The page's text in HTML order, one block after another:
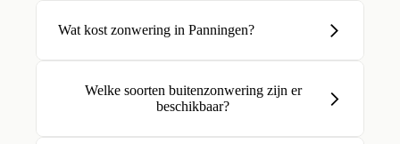
Wat kost zonwering in Panningen?
Welke soorten buitenzonwering zijn er
beschikbaar?